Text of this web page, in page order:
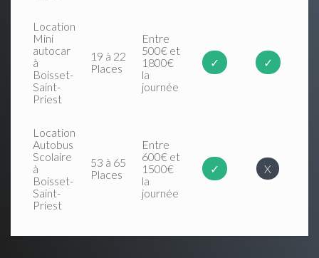
Location
Mini
autocar
à
Boisset-
Saint-
Priest
19 à 22
Places
Entre
500€ et
1800€
la
journée
✓ ✓
Location
Autobus
Scolaire
à
Boisset-
Saint-
Priest
53 à 65
Places
Entre
600€ et
1500€
la
journée
✓ X